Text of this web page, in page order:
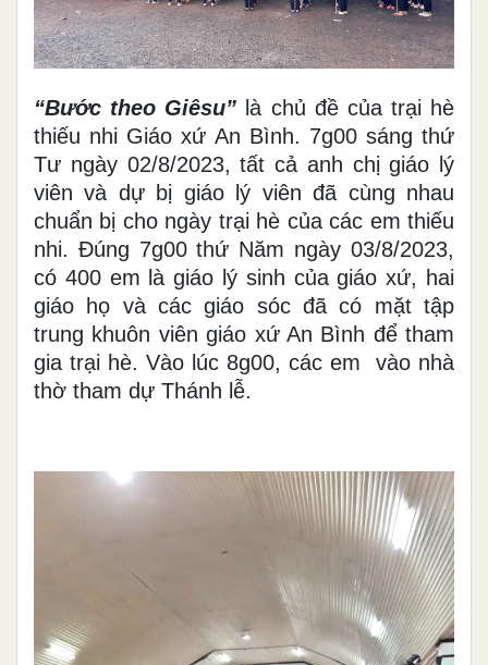
“Bước theo Giêsu” là chủ đề của trại hè
thiếu nhi Giáo xứ An Bình. 7g00 sáng thứ
Tư ngày 02/8/2023, tất cả anh chị giáo lý
viên và dự bị giáo lý viên đã cùng nhau
chuẩn bị cho ngày trại hè của các em thiếu
nhi. Đúng 7g00 thứ Năm ngày 03/8/2023,
có 400 em là giáo lý sinh của giáo xứ, hai
giáo họ và các giáo sóc đã có mặt tập
trung khuôn viên giáo xứ An Bình để tham
gia trại hè. Vào lúc 8g00, các em vào nhà
thờ tham dự Thánh lễ.